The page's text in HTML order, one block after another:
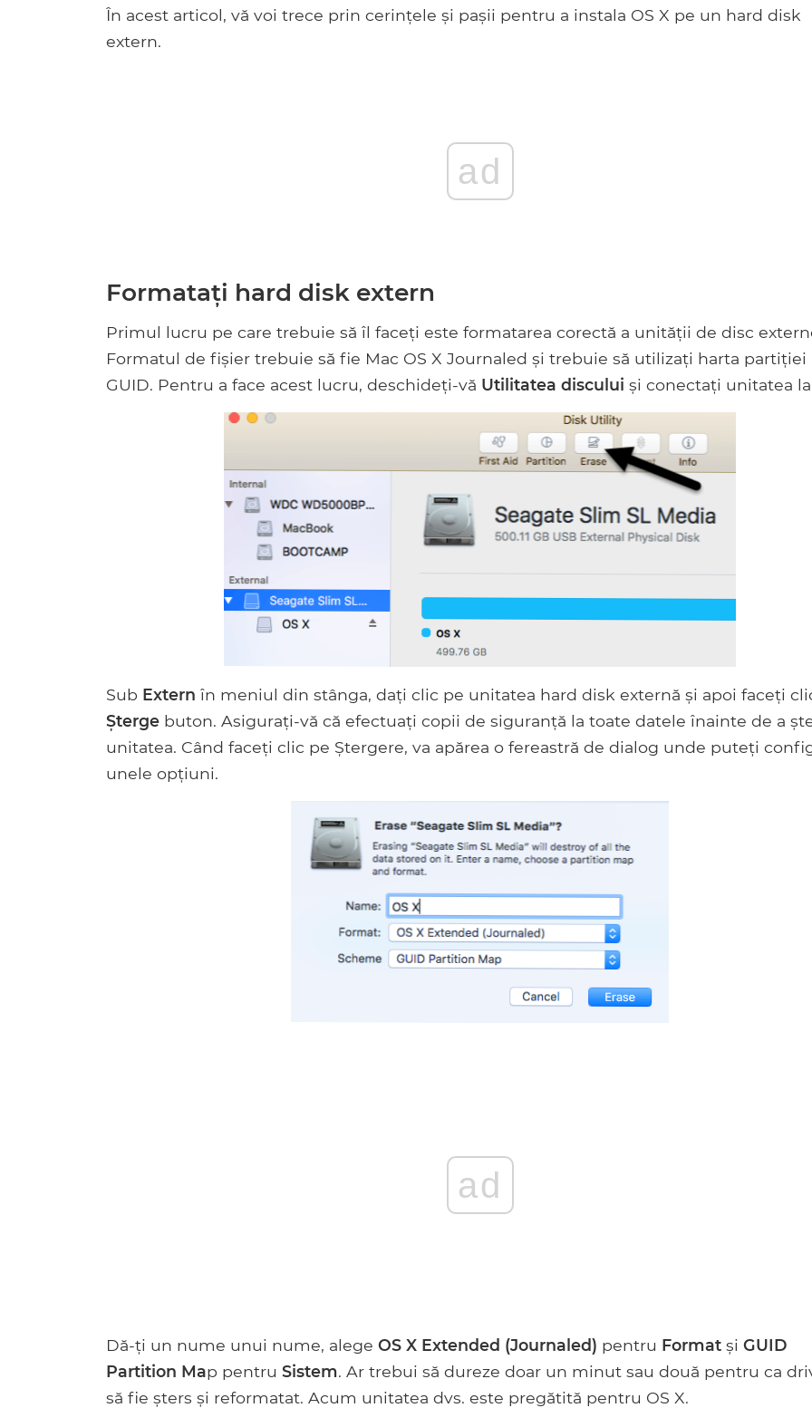
În acest articol, vă voi trece prin cerințele și pașii pentru a instala OS X pe un hard disk
extern.
ad
Formatați hard disk extern
Primul lucru pe care trebuie să îl faceți este formatarea corectă a unității de disc
Formatul de fișier trebuie să fie Mac OS X Journaled și trebuie să utilizați harta partiției
GUID. Pentru a face acest lucru, deschideți-vă Utilitatea discului și conectați unitatea
Sub Extern în meniul din stânga, dați clic pe unitatea hard disk externă și apoi faceți
Şterge buton. Asigurați-vă că efectuați copii de siguranță la toate datele înainte de a
unitatea. Când faceți clic pe Ștergere, va apărea o fereastră de dialog unde puteți
unele opțiuni.
ad
Dă-ți un nume unui nume, alege OS X Extended (Journaled) pentru Format și GUID
Partition Map pentru Sistem. Ar trebui să dureze doar un minut sau două pentru ca
să fie șters și reformatat. Acum unitatea dvs. este pregătită pentru OS X.